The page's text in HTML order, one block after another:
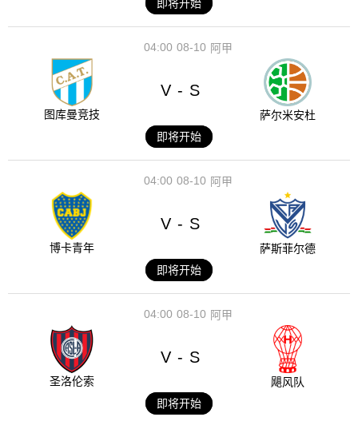
即将开始
08-10
04:00 阿甲
图库曼竞技
V - S
萨尔米安杜
即将开始
08-10
04:00 阿甲
博卡青年
V - S
萨斯菲尔德
即将开始
08-10
04:00 阿甲
圣洛伦索
V - S
飓风队
即将开始